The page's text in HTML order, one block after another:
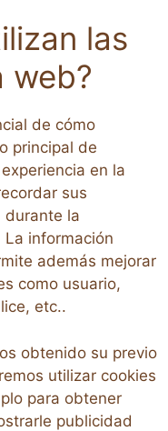
las
web?
de cómo
principal de
en la
sus
durante la
información
además mejorar
como usuario,
etc..
obtenido su previo
utilizar cookies
para obtener
publicidad